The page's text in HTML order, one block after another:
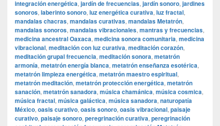
integración energética, jardín de frecuencias, jardín sonoro, jardines
sonoros, laberinto sonoro, luz energética curativa, luz fractal,
mandalas chacras, mandalas curativas, mandalas Metatrón,
mandalas sonoros, mandalas vibracionales, mantras y frecuencias,
medicina ancestral Oaxaca, medicina sonora comunitaria, medicina
vibracional, meditación con luz curativa, meditación corazón,
meditación grupal frecuencia, meditación sonora, metatrón
armonía, metatrón energía blanca, metatrón enseñanza esotérica,
metatrón limpieza energética, metatrón maestro espiritual,
metatrón meditación, metatrón protección energética, metatrón
sanación, metatrón sanadora, música chamánica, música cosmica,
música fractal, música galáctica, música sanadora, naturopatía
México, oasis curativo, oasis sonoro, oasis vibracional, paisaje
curativo, paisaje sonoro, peregrinación curativa, peregrinación